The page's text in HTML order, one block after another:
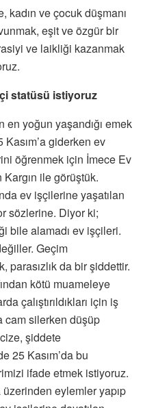
kadın ve çocuk düşmanı
eşit ve özgür bir
ve laikliği kazanmak
statüsü istiyoruz
en yoğun yaşandığı emek
giderken ev
öğrenmek için İmece Ev
Kargın ile görüştük.
ev işçilerine yaşatılan
sözlerine. Diyor ki;
bile alamadı ev işçileri.
Geçim
parasızlık da bir şiddettir.
kötü muameleye
çalıştırıldıkları için iş
cam silerken düşüp
şiddete
25 Kasım’da bu
ifade etmek istiyoruz.
eylemler yapıp